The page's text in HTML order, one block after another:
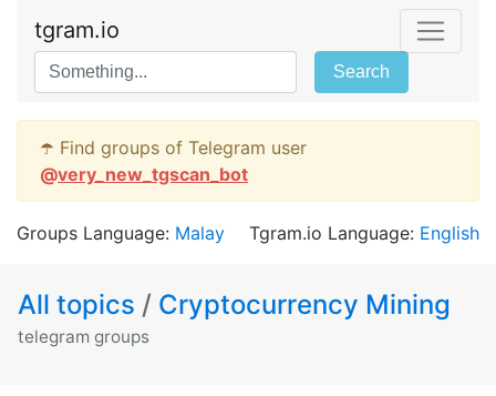
tgram.io
Search
☂️ Find groups of Telegram user
@very_new_tgscan_bot
Groups Language: Malay Tgram.io Language: English
All topics / Cryptocurrency Mining
telegram groups